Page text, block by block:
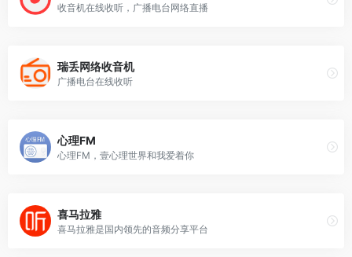
收音机在线收听，广播电台网络直播
瑞丢网络收音机
广播电台在线收听
心理FM
心理FM，壹心理世界和我爱着你
喜马拉雅
喜马拉雅是国内领先的音频分享平台